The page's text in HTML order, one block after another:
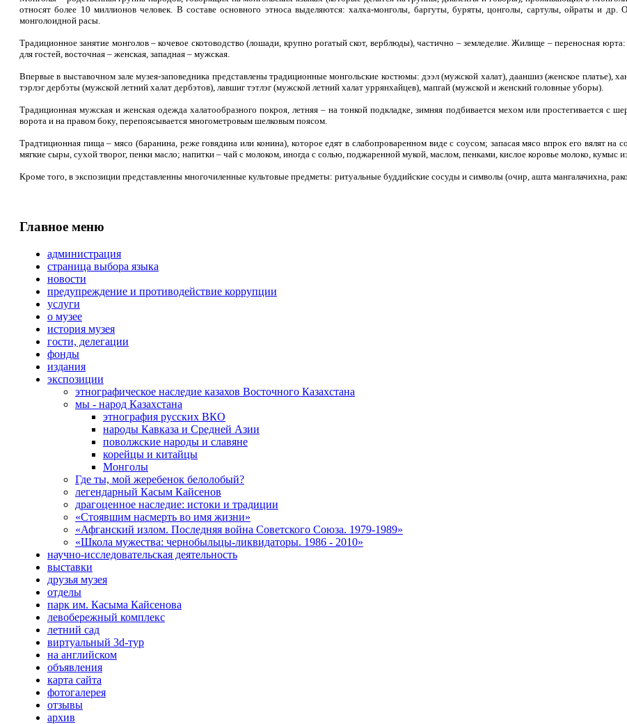
относят более 10 миллионов человек. В составе основного этноса выделяются: халха-монголы, баргуты, буряты, цонголы, сартулы, ойраты и др.
монголоидной расы.
Традиционное занятие монголов – кочевое скотоводство (лошади, крупно рогатый скот, верблюды), частично – земледелие. Жилище – переносная
для гостей, восточная – женская, западная – мужская.
Впервые в выставочном зале музея-заповедника представлены традиционные монгольские костюмы: дээл (мужской халат), дааншиз (женское платье),
тэрлэг дербэты (мужской летний халат дербэтов), лавшиг тэтлэг (мужской летний халат уррянхайцев), мапгай (мужской и женский головные уборы).
Традиционная мужская и женская одежда халатообразного покроя, летняя – на тонкой подкладке, зимняя подбивается мехом или простегивается с
ворота и на правом боку, перепоясывается многометровым шелковым поясом.
Традтиционная пища – мясо (баранина, реже говядина или конина), которое едят в слабопроваренном виде с соусом; запасая мясо впрок его вялят
мягкие сыры, сухой творог, пенки масло; напитки – чай с молоком, иногда с солью, поджаренной мукой, маслом, пенками, кислое коровье молоко, кумыс
Кроме того, в экспозиции представленны многочиленные культовые предметы: ритуальные буддийские сосуды и символы (очир, ашта мангалачихна,
Главное меню
администрация
страница выбора языка
новости
предупреждение и противодействие коррупции
услуги
о музее
история музея
гости, делегации
фонды
издания
экспозиции
этнографическое наследие казахов Восточного Казахстана
мы - народ Казахстана
этнография русских ВКО
народы Кавказа и Средней Азии
поволжские народы и славяне
корейцы и китайцы
Монголы
Где ты, мой жеребенок белолобый?
легендарный Касым Кайсенов
драгоценное наследие: истоки и традиции
«Стоявшим насмерть во имя жизни»
«Афганский излом. Последняя война Советского Союза. 1979-1989»
«Школа мужества: чернобыльцы-ликвидаторы. 1986 - 2010»
научно-исследовательская деятельность
выставки
друзья музея
отделы
парк им. Касыма Кайсенова
левобережный комплекс
летний сад
виртуальный 3d-тур
на английском
объявления
карта сайта
фотогалерея
отзывы
архив